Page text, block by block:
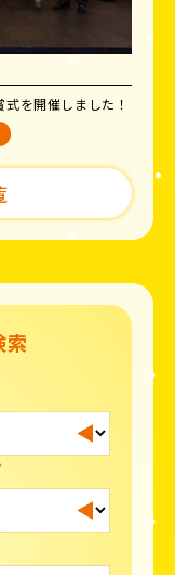
を開催しました！
索